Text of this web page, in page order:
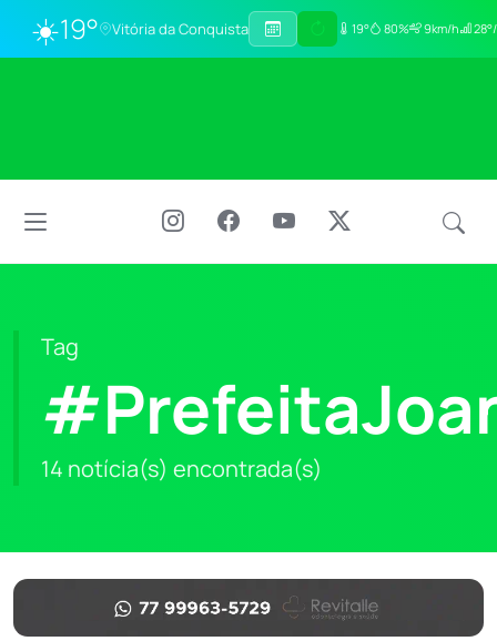
☀️19° Vitória da Conquista 19° 80% 9km/h
Tag
14 notícia(s) encontrada(s)